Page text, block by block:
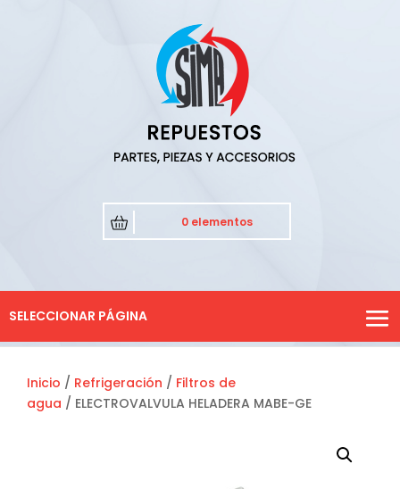
0 elementos
SELECCIONAR PÁGINA
Inicio / Refrigeración / Filtros de
agua / ELECTROVALVULA HELADERA MABE-GE